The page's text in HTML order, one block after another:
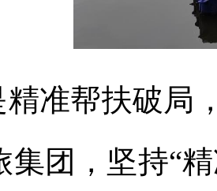
精准帮扶破局
集团，坚持“